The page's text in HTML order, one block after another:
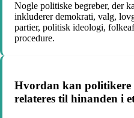
Nogle politiske begreber, der
inkluderer demokrati, valg,
partier, politisk ideologi,
procedure.
Hvordan kan politikere
relateres til hinanden i